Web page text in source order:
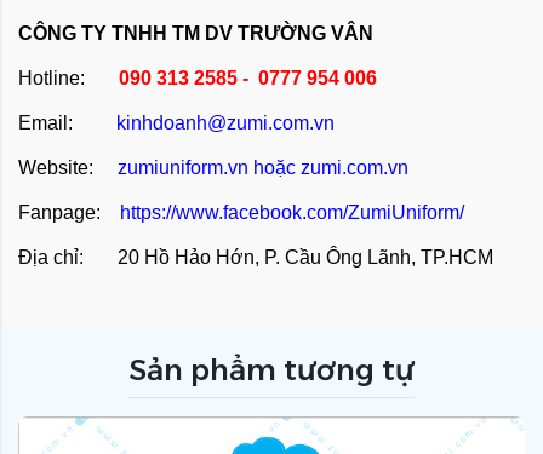
CÔNG TY TNHH TM DV TRƯỜNG VÂN
Hotline: 090 313 2585 - 0777 954 006
Email: kinhdoanh@zumi.com.vn
Website: zumiuniform.vn hoặc zumi.com.vn
Fanpage: https://www.facebook.com/ZumiUniform/
Địa chỉ: 20 Hồ Hảo Hớn, P. Cầu Ông Lãnh, TP.HCM
Sản phẩm tương tự